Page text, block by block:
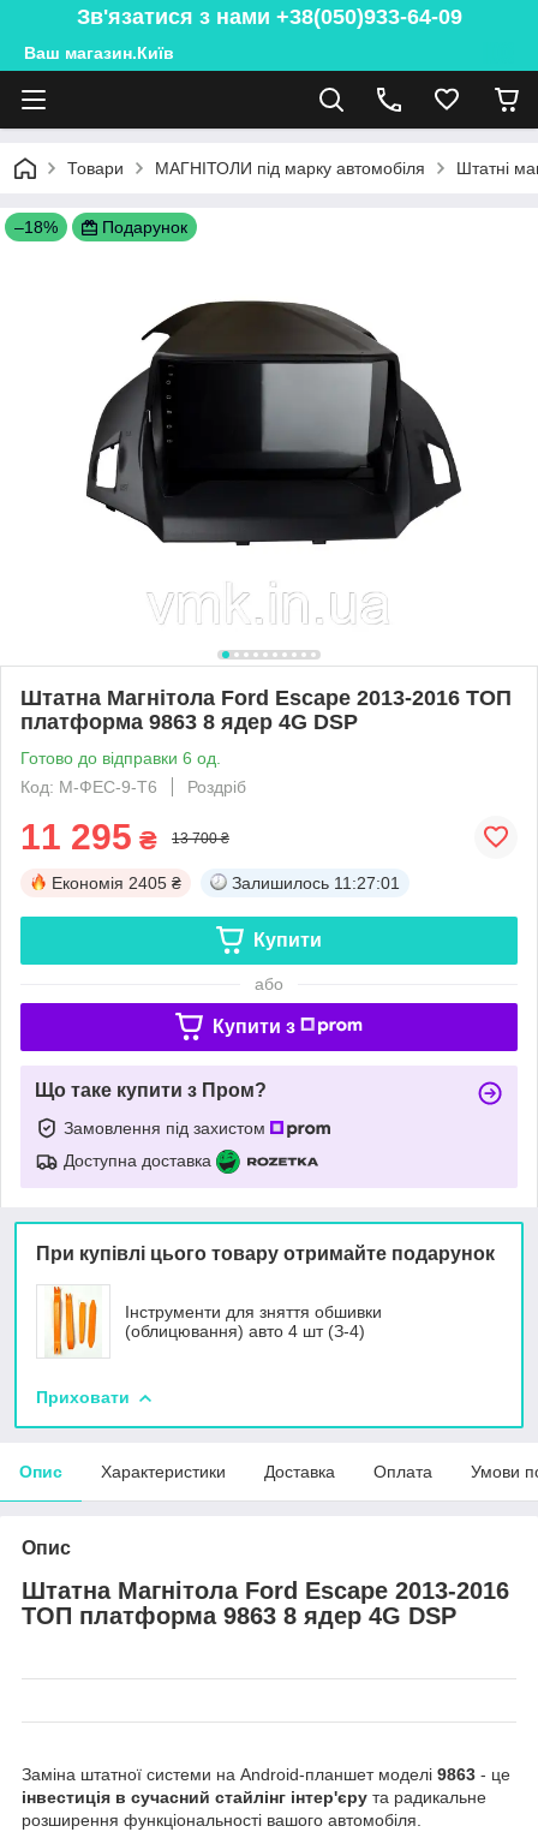
Зв'язатися з нами +38(050)933-64-09
Ваш магазин.Київ
Товари МАГНІТОЛИ під марку автомобіля Штатні
–18% Подарунок
Штатна Магнітола Ford Escape 2013-2016 ТОП
платформа 9863 8 ядер 4G DSP
Готово до відправки 6 од.
Код: М-ФЕС-9-Т6
Роздріб
11 295 ₴ 13 700 ₴
Економія 2405 ₴ Залишилось 11:26:59
Купити
або
Купити з
Що таке купити з Пром?
Замовлення під захистом
Доступна доставка
При купівлі цього товару отримайте подарунок
Інструменти для зняття обшивки
(облицювання) авто 4 шт (З-4)
Приховати
Опис Характеристики Доставка Оплата Умови
Опис
Штатна Магнітола Ford Escape 2013-2016
ТОП платформа 9863 8 ядер 4G DSP
Заміна штатної системи на Android-планшет моделі 9863 - це
інвестиція в сучасний стайлінг інтер'єру та радикальне
розширення функціональності вашого автомобіля.